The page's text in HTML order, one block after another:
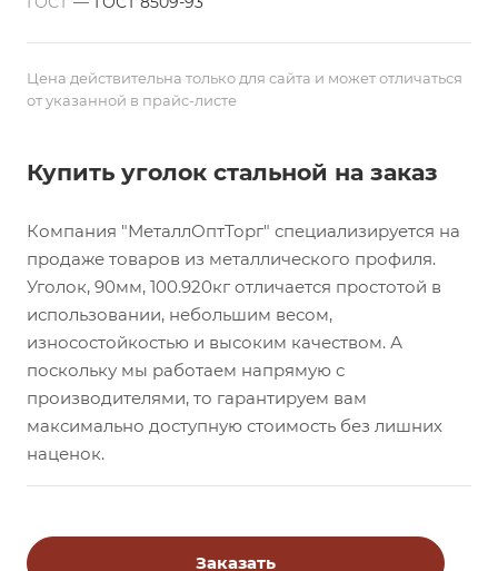
Цена действительна только для сайта и может отличаться
от указанной в прайс-листе
Купить уголок стальной на заказ
Компания "МеталлОптТорг" специализируется на
продаже товаров из металлического профиля.
Уголок, 90мм, 100.920кг отличается простотой в
использовании, небольшим весом,
износостойкостью и высоким качеством. А
поскольку мы работаем напрямую с
производителями, то гарантируем вам
максимально доступную стоимость без лишних
наценок.
Заказать